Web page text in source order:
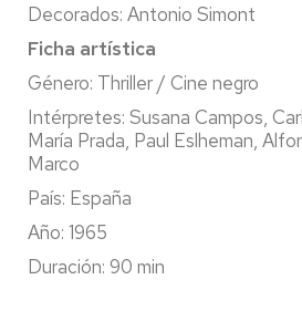
Decorados: Antonio Simont
Ficha artística
Género: Thriller / Cine negro
Intérpretes: Susana Campos,
María Prada, Paul Eslheman,
Marco
País: España
Año: 1965
Duración: 90 min